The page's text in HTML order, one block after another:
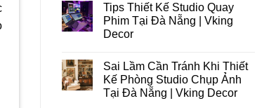
Vking
Decor
Kế
Thi
Công
Trọn
Quay
Phim
Tại
Đà
Nẵng
bình
luận
ở
Những
Khi
Thiết
Kế
Thi
Công
Tips Thiết Kế Studio Quay
Phim Tại Đà Nẵng | Vking
Decor
bình
luận
ở
Tips
Sai Lầm Cần Tránh Khi Thiết
Kế Phòng Studio Chụp Ảnh
Tại Đà Nẵng | Vking Decor